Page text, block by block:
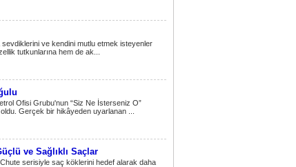
sevdiklerini ve kendini mutlu etmek isteyenler
tutkunlarına hem de ak...
Ofisi Grubu'nun “Siz Ne İsterseniz O”
Gerçek bir hikâyeden uyarlanan ...
ve Sağlıklı Saçlar
serisiyle saç köklerini hedef alarak daha